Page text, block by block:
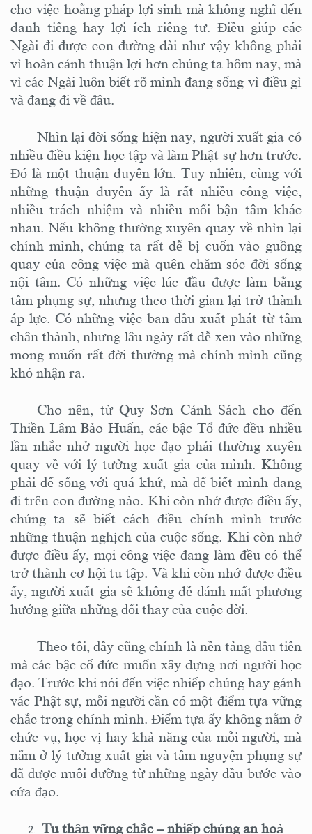
cho việc hoằng pháp lợi sinh mà không nghĩ đến
danh tiếng hay lợi ích riêng tư. Điều giúp các
Ngài đi được con đường dài như vậy không phải
vì hoàn cảnh thuận lợi hơn chúng ta hôm nay, mà
vì các Ngài luôn biết rõ mình đang sống vì điều gì
và đang đi về đâu.
Nhìn lại đời sống hiện nay, người xuất gia có
nhiều điều kiện học tập và làm Phật sự hơn trước.
Đó là một thuận duyên lớn. Tuy nhiên, cùng với
những thuận duyên ấy là rất nhiều công việc,
nhiều trách nhiệm và nhiều mối bận tâm khác
nhau. Nếu không thường xuyên quay về nhìn lại
chính mình, chúng ta rất dễ bị cuốn vào guồng
quay của công việc mà quên chăm sóc đời sống
nội tâm. Có những việc lúc đầu được làm bằng
tâm phụng sự, nhưng theo thời gian lại trở thành
áp lực. Có những việc ban đầu xuất phát từ tâm
chân thành, nhưng lâu ngày rất dễ xen vào những
mong muốn rất đời thường mà chính mình cũng
khó nhận ra.
Cho nên, từ Quy Sơn Cảnh Sách cho đến
Thiền Lâm Bảo Huấn, các bậc Tổ đức đều nhiều
lần nhắc nhở người học đạo phải thường xuyên
quay về với lý tưởng xuất gia của mình. Không
phải để sống với quá khứ, mà để biết mình đang
đi trên con đường nào. Khi còn nhớ được điều ấy,
chúng ta sẽ biết cách điều chỉnh mình trước
những thuận nghịch của cuộc sống. Khi còn nhớ
được điều ấy, mọi công việc đang làm đều có thể
trở thành cơ hội tu tập. Và khi còn nhớ được điều
ấy, người xuất gia sẽ không dễ đánh mất phương
hướng giữa những đổi thay của cuộc đời.
Theo tôi, đây cũng chính là nền tảng đầu tiên
mà các bậc cổ đức muốn xây dựng nơi người học
đạo. Trước khi nói đến việc nhiếp chúng hay gánh
vác Phật sự, mỗi người cần có một điểm tựa vững
chắc trong chính mình. Điểm tựa ấy không nằm ở
chức vụ, học vị hay khả năng của mỗi người, mà
nằm ở lý tưởng xuất gia và tâm nguyện phụng sự
đã được nuôi dưỡng từ những ngày đầu bước vào
cửa đạo.
Tu thân vững chắc – nhiếp chúng an hoà